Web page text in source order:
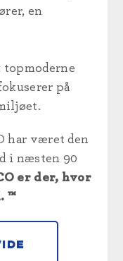
en
topmoderne
på
har været den
i næsten 90
er der, hvor
™